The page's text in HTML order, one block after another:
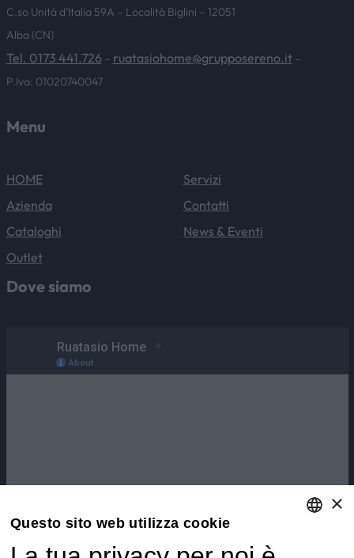
C.so Unità d’Italia 59A – Località Biglini – 12051
Alba (CN)
Tel. 0173 441.726 – ruatasiohome@grupposereno.it –
P.Iva: 01020740047
Menu
HOME
Azienda
Cataloghi
Outlet
Servizi
Contatti
News & Eventi
Dove siamo
×
Questo sito web utilizza cookie